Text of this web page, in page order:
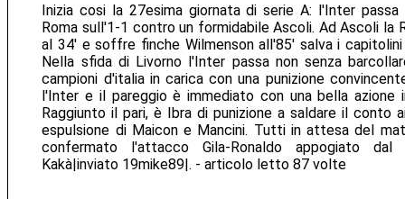
Inizia cosi la 27esima giornata di serie A: l'Inter
Roma sull'1-1 contro un formidabile Ascoli. Ad Ascoli la
al 34' e soffre finche Wilmenson all'85' salva i
Nella sfida di Livorno l'Inter passa non senza
campioni d'italia in carica con una punizione
l'Inter e il pareggio è immediato con una bella azione
Raggiunto il pari, è Ibra di punizione a saldare il conto
espulsione di Maicon e Mancini. Tutti in attesa del
confermato l'attacco Gila-Ronaldo appogiato dal
Kakà|inviato 19mike89|. - articolo letto 87 volte